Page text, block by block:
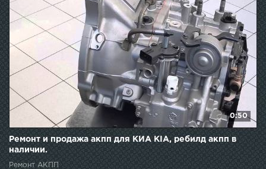
0:50
Ремонт и продажа акпп для КИА KIA, ребилд акпп в
наличии.
Ремонт АКПП